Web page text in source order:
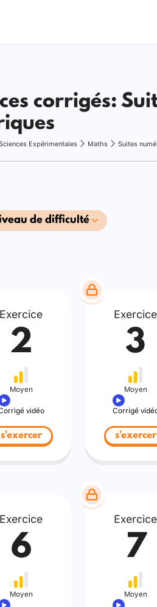
corrigés:
Expérimentales Maths Suites
de difficulté
Exercice
2
Moyen
vidéo
s'exercer
Exercice
3
Moyen
Corrigé
s'exercer
Exercice
6
Moyen
Exercice
7
Moyen